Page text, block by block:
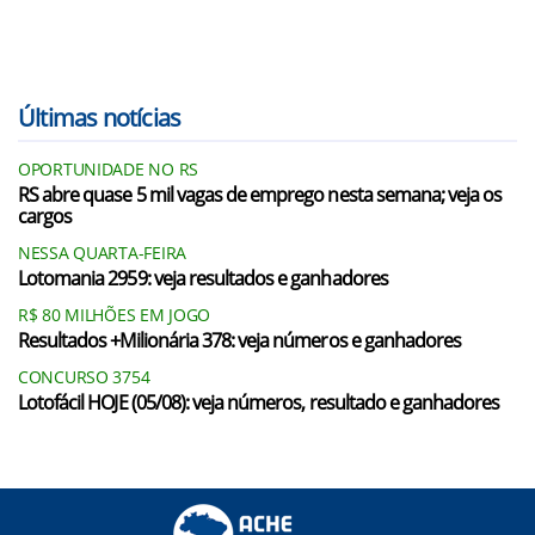
Últimas notícias
OPORTUNIDADE NO RS
RS abre quase 5 mil vagas de emprego nesta semana; veja os
cargos
NESSA QUARTA-FEIRA
Lotomania 2959: veja resultados e ganhadores
R$ 80 MILHÕES EM JOGO
Resultados +Milionária 378: veja números e ganhadores
CONCURSO 3754
Lotofácil HOJE (05/08): veja números, resultado e ganhadores